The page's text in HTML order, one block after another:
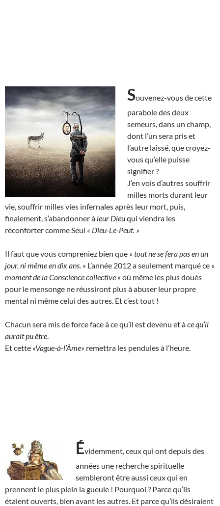
Souvenez-vous de cette
parabole des deux
semeurs, dans un champ,
dont l’un sera pris et
l’autre laissé, que croyez-
vous qu’elle puisse
signifier ?
J’en vois d’autres souffrir
milles morts durant leur
vie, souffrir milles vies infernales après leur mort, puis,
finalement, s’abandonner à leur Dieuqui viendra les
réconforter comme Seul « Dieu-Le-Peut. »
Il faut que vous compreniez bien que « tout ne se fera pas en un
jour, ni même en dix ans. » L’année 2012 a seulement marqué ce «
moment de la Conscience collective » où même les plus doués
pour le mensonge ne réussiront plus à abuser leur propre
mental ni même celui des autres. Et c’est tout !
Chacun sera mis de force face à ce qu’il est devenu et àce qu’il
aurait pu être
Et cette «Vague-à-l’Âme» remettra les pendules à l’heure.
Évidemment, ceux qui ont depuis des
années une recherche spirituelle
sembleront être aussi ceux qui en
prennent le plus plein la gueule ! Pourquoi ? Parce qu’ils
étaient ouverts, bien avant les autres. Et parce qu’ils désiraient